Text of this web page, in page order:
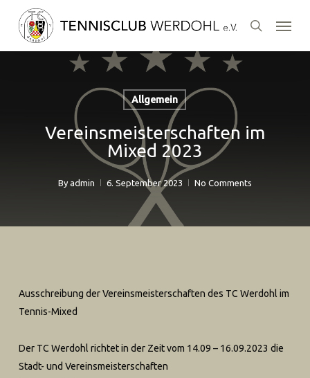
search
Menu
Allgemein
Vereinsmeisterschaften im
Mixed 2023
By admin 6. September 2023 No Comments
Ausschreibung der Vereinsmeisterschaften des TC Werdohl im
Tennis-Mixed
Der TC Werdohl richtet in der Zeit vom 14.09 – 16.09.2023 die
Stadt- und Vereinsmeisterschaften